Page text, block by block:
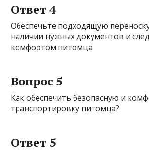
Ответ 4
Обеспечьте подходящую
наличии нужных документов и
комфортом питомца.
Вопрос 5
Как обеспечить безопасную и
транспортировку питомца?
Ответ 5